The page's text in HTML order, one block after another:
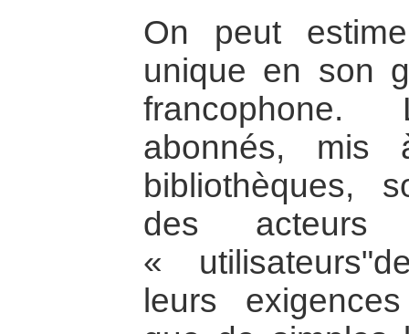
On peut
unique en son
abonnés,
bibliothèques,
des
«
leurs